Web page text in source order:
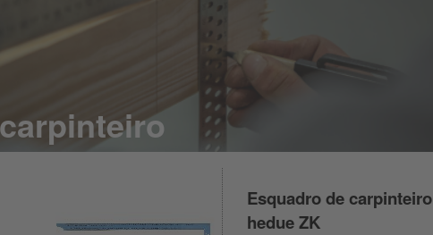
Esquadro de carpinteiro
hedue ZK